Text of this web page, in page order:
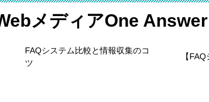
メディアOne Answer
FAQシステム比較と情報収集のコ
ツ
【